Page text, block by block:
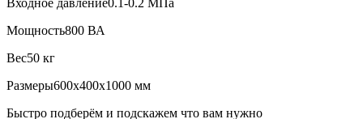
Мощность800 ВА
Вес50 кг
Размеры600x400x1000 мм
Быстро подберём и подскажем что вам нужно